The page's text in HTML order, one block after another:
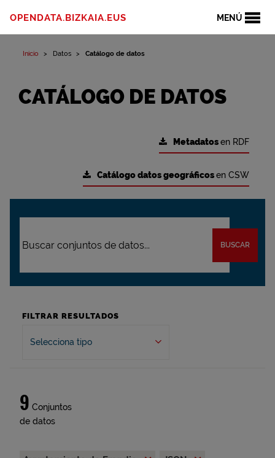
MENÚ
OPENDATA.BIZKAIA.EUS
Inicio Datos Catálogo de datos
CATÁLOGO DE DATOS
Metadatosen RDF
Catálogo datos geográficosen CSW
BUSCAR
FILTRAR RESULTADOS
Selecciona tipo
9 Conjuntos
de datos